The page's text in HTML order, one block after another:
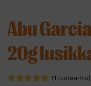
Abu
20g
(1 tuotearvio)